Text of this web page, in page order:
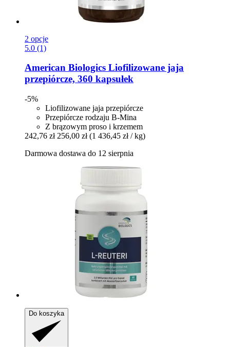
2 opcje
5.0 (1)
American Biologics Liofilizowane jaja
przepiórcze, 360 kapsułek
-5%
Liofilizowane jaja przepiórcze
Przepiórcze rodzaju B-Mina
Z brązowym proso i krzemem
242,76 zł 256,00 zł (1 436,45 zł / kg)
Darmowa dostawa do 12 sierpnia
Do koszyka